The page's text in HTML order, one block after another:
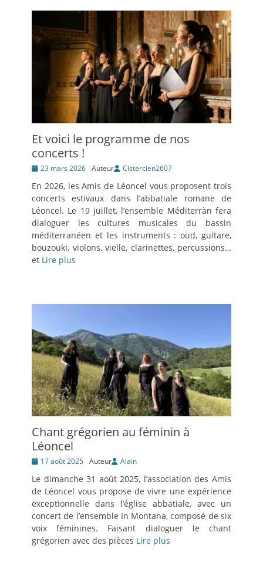
Et voici le programme de nos
concerts !
Posté23 mars 2026 Auteur Cistercien2607
En 2026, les Amis de Léoncel vous proposent trois
concerts estivaux dans l’abbatiale romane de
Léoncel. Le 19 juillet, l’ensemble Méditerràn fera
dialoguer les cultures musicales du bassin
méditerranéen et les instruments : oud, guitare,
bouzouki, violons, vielle, clarinettes, percussions…
et Lire plus
Chant grégorien au féminin à
Léoncel
Posté17 août 2025 Auteur Alain
Le dimanche 31 août 2025, l’association des Amis
de Léoncel vous propose de vivre une expérience
exceptionnelle dans l’église abbatiale, avec un
concert de l’ensemble In Montana, composé de six
voix féminines. Faisant dialoguer le chant
grégorien avec des pièces Lire plus